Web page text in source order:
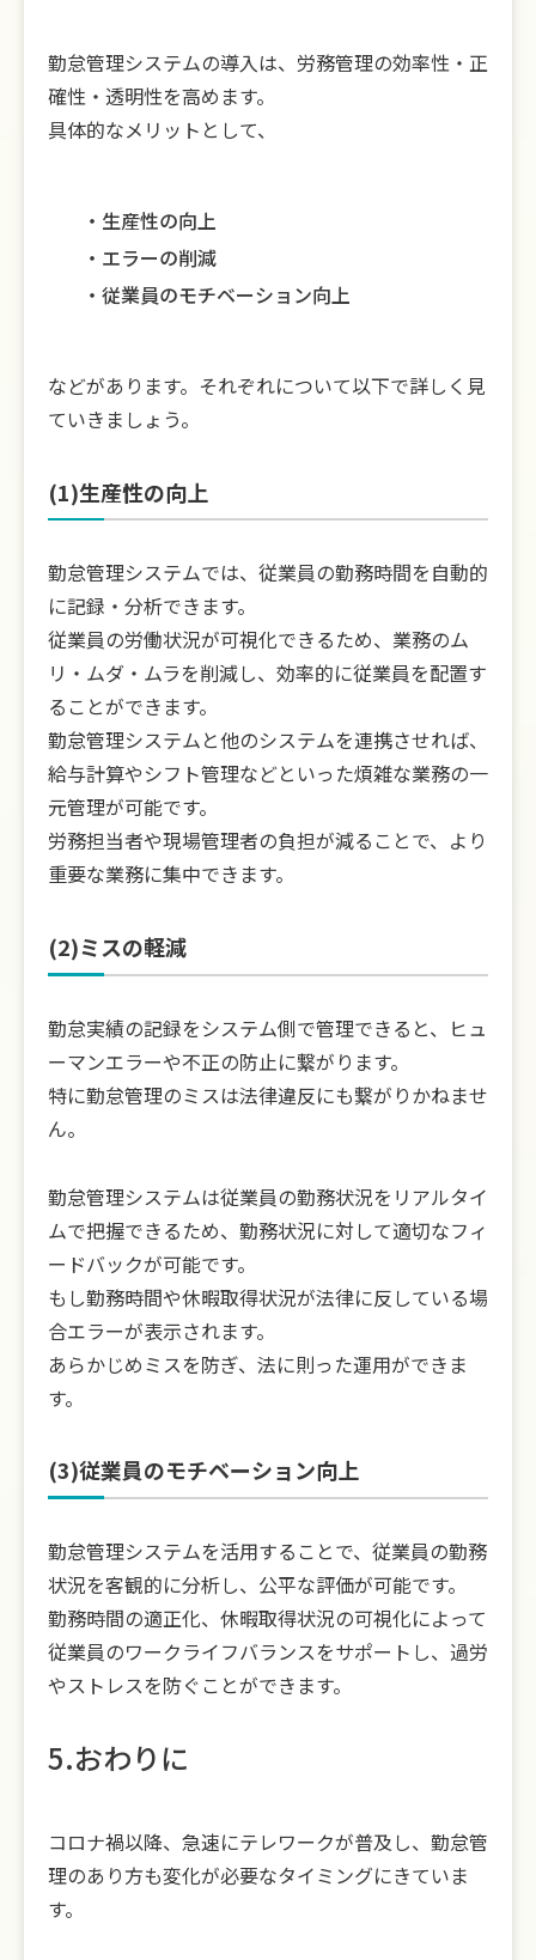
勤怠管理システムの導入は、労務管理の効率性・正
確性・透明性を高めます。
具体的なメリットとして、
生産性の向上
エラーの削減
従業員のモチベーション向上
などがあります。それぞれについて以下で詳しく見
ていきましょう。
(1)生産性の向上
勤怠管理システムでは、従業員の勤務時間を自動的
に記録・分析できます。
従業員の労働状況が可視化できるため、業務のム
リ・ムダ・ムラを削減し、効率的に従業員を配置す
ることができます。
勤怠管理システムと他のシステムを連携させれば、
給与計算やシフト管理などといった煩雑な業務の一
元管理が可能です。
労務担当者や現場管理者の負担が減ることで、より
重要な業務に集中できます。
(2)ミスの軽減
勤怠実績の記録をシステム側で管理できると、ヒュ
ーマンエラーや不正の防止に繋がります。
特に勤怠管理のミスは法律違反にも繋がりかねませ
ん。
勤怠管理システムは従業員の勤務状況をリアルタイ
ムで把握できるため、勤務状況に対して適切なフィ
ードバックが可能です。
もし勤務時間や休暇取得状況が法律に反している場
合エラーが表示されます。
あらかじめミスを防ぎ、法に則った運用ができま
す。
(3)従業員のモチベーション向上
勤怠管理システムを活用することで、従業員の勤務
状況を客観的に分析し、公平な評価が可能です。
勤務時間の適正化、休暇取得状況の可視化によって
従業員のワークライフバランスをサポートし、過労
やストレスを防ぐことができます。
5.おわりに
コロナ禍以降、急速にテレワークが普及し、勤怠管
理のあり方も変化が必要なタイミングにきていま
す。